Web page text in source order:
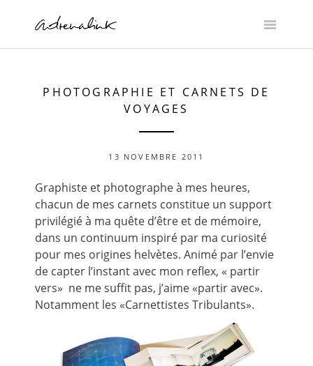
PHOTOGRAPHIE ET CARNETS DE
VOYAGES
13 NOVEMBRE 2011
Graphiste et photographe à mes heures,
chacun de mes carnets constitue un support
privilégié à ma quête d’être et de mémoire,
dans un continuum inspiré par ma curiosité
pour mes origines helvètes. Animé par l’envie
de capter l’instant avec mon reflex, « partir
vers» ne me suffit pas, j’aime «partir avec».
Notamment les «Carnettistes Tribulants».